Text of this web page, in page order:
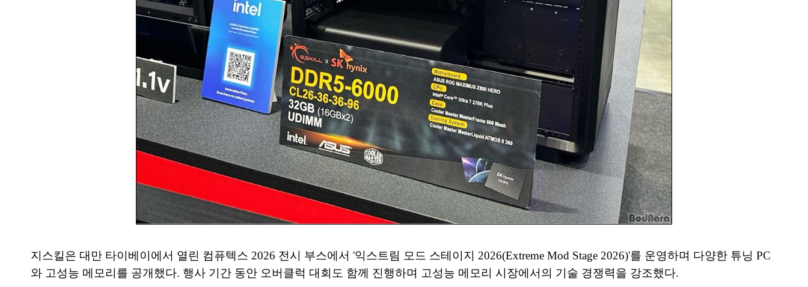
지스킬은 대만 타이베이에서 열린 컴퓨텍스 2026 전시 부스에서 '익스트림 모드 스테이지 2026(Extreme Mod Stage 2026)'를 운영하며 다양한 튜닝 PC
와 고성능 메모리를 공개했다. 행사 기간 동안 오버클럭 대회도 함께 진행하며 고성능 메모리 시장에서의 기술 경쟁력을 강조했다.